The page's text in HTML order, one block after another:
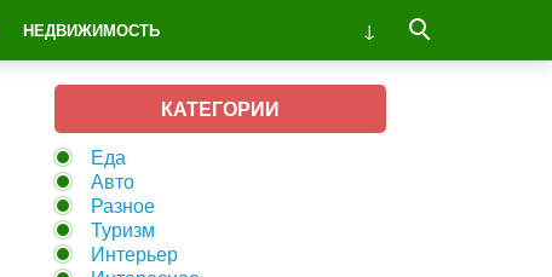
НЕДВИЖИМОСТЬ
КАТЕГОРИИ
Еда
Авто
Разное
Туризм
Интерьер